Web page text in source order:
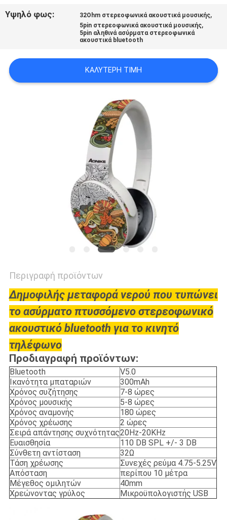
SITEMAP
POLICY
Υψηλό φως: 32Ohm στερεοφωνικά ακουστικά μουσικής,
5pin στερεοφωνικά ακουστικά μουσικής,
5pin αληθινά ασύρματα στερεοφωνικά
ακουστικά bluetooth
ΚΑΛΎΤΕΡΗ ΤΙΜΉ
Περιγραφή προϊόντων
Δημοφιλής μεταφορά νερού που τυπώνει
το ασύρματο πτυσσόμενο στερεοφωνικό
ακουστικό bluetooth για το κινητό
τηλέφωνο
Προδιαγραφή προϊόντων:
Bluetooth
V5.0
Ικανότητα μπαταριών
300mAh
Χρόνος συζήτησης
7-8 ώρες
Χρόνος μουσικής
5-8 ώρες
Χρόνος αναμονής
180 ώρες
Χρόνος χρέωσης
2 ώρες
Σειρά απάντησης συχνότητας20Hz-20KHz
Ευαισθησία
110 DB SPL +/- 3 DB
Σύνθετη αντίσταση
32Ω
Τάση χρέωσης
Συνεχές ρεύμα 4.75-5.25V
Απόσταση
περίπου 10 μέτρα
Μέγεθος ομιλητών
40mm
Χρεώνοντας γρύλος
Μικροϋπολογιστής USB